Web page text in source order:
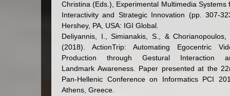
Christina (Eds.), Experimental Multimedia Systems
Interactivity and Strategic Innovation (pp. 307-
Hershey, PA, USA: IGI Global.
Deliyannis, I., Simianakis, S., & Chorianopoulos,
(2018). ActionTrip: Automating Egocentric
Production through Gestural Interaction
Landmark Awareness. Paper presented at the
Pan-Hellenic Conference on Informatics PCI
Athens, Greece.